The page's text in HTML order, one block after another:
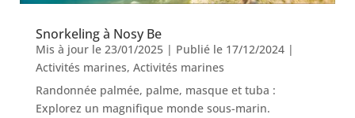
Snorkeling à Nosy Be
Mis à jour le 23/01/2025 | Publié le 17/12/2024|
Activités marines, Activités marines
Randonnée palmée, palme, masque et tuba :
Explorez un magnifique monde sous-marin.